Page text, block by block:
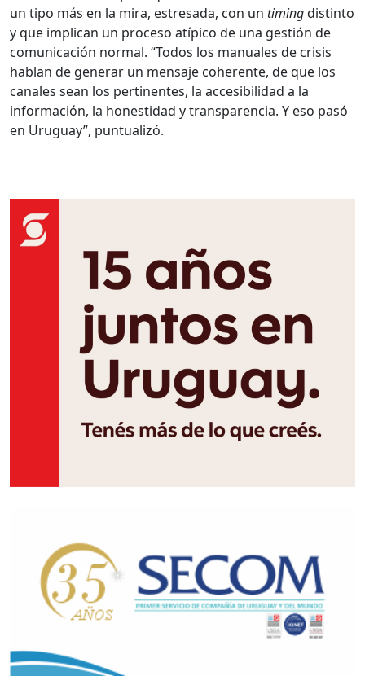
un tipo más en la mira, estresada, con un timingdistinto
y que implican un proceso atípico de una gestión de
comunicación normal. “Todos los manuales de crisis
hablan de generar un mensaje coherente, de que los
canales sean los pertinentes, la accesibilidad a la
información, la honestidad y transparencia. Y eso pasó
en Uruguay”, puntualizó.